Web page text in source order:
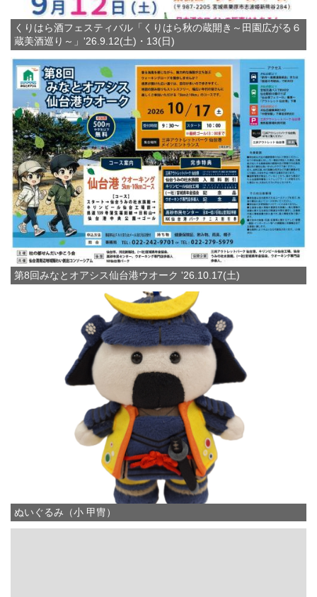
くりはら酒フェスティバル「くりはら秋の蔵開き～田園広がる６
蔵美酒巡り～」'26.9.12(土)・13(日)
第8回みなとオアシス仙台港ウオーク '26.10.17(土)
ぬいぐるみ（小 甲冑）